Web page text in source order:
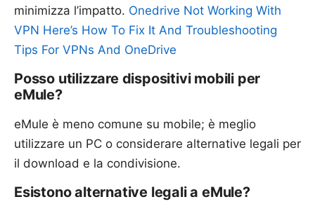
minimizza l’impatto. Onedrive Not Working With
VPN Here’s How To Fix It And Troubleshooting
Tips For VPNs And OneDrive
Posso utilizzare dispositivi mobili per
eMule?
eMule è meno comune su mobile; è meglio
utilizzare un PC o considerare alternative legali per
il download e la condivisione.
Esistono alternative legali a eMule?